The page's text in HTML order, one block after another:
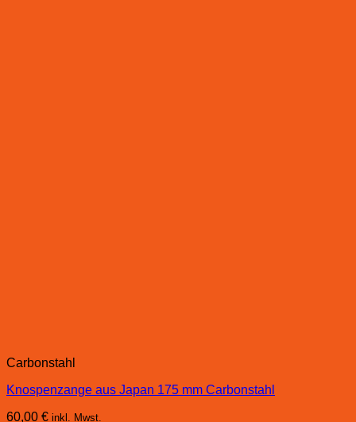
Carbonstahl
Knospenzange aus Japan 175 mm Carbonstahl
60,00 € inkl. Mwst.